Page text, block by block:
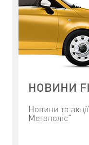
НОВИНИ
Новини та
Мегаполіс"